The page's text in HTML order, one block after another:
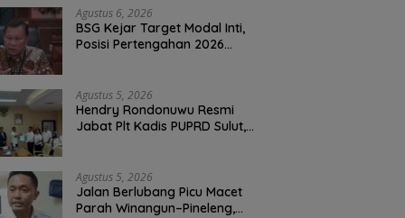
Infrastruktur
Agustus 6, 2026
BSG Kejar Target Modal Inti,
Posisi Pertengahan 2026
Agustus 5, 2026
Hendry Rondonuwu Resmi
Jabat Plt Kadis PUPRD Sulut,
Layanan Publik
Agustus 5, 2026
Jalan Berlubang Picu Macet
Parah Winangun–Pineleng,